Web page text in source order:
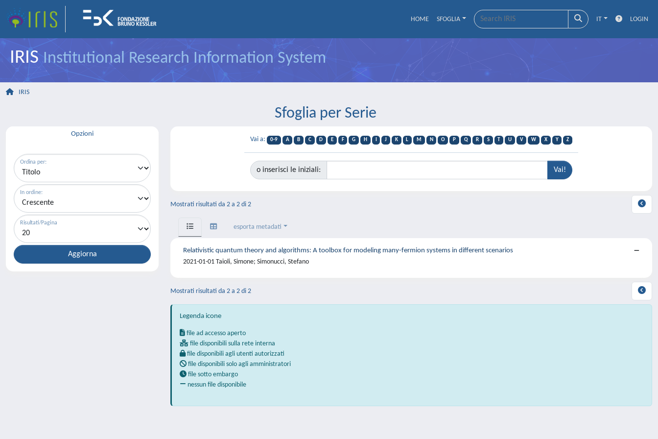
HOME SFOGLIA IT LOGIN
IRISInstitutional Research Information System
IRIS
Sfoglia per Serie
Opzioni
Ordina per:
In ordine:
Risultati/Pagina
Vai a: 0-9 A B C D E F G H J K L M N O P Q R S T U V W X Y Z
o inserisci le iniziali:
Mostrati risultati da 2 a 2 di 2
esporta metadati
Relativistic quantum theory and algorithms: A toolbox for modeling many-fermion systems in different scenarios
2021-01-01 Taioli, Simone; Simonucci, Stefano
Mostrati risultati da 2 a 2 di 2
Legenda icone
file ad accesso aperto
file disponibili sulla rete interna
file disponibili agli utenti autorizzati
file disponibili solo agli amministratori
file sotto embargo
nessun file disponibile